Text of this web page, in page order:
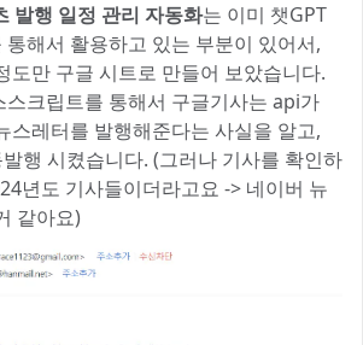
발행 일정 관리 자동화는 이미 챗GPT
해서 활용하고 있는 부분이 있어서,
도만 구글 시트로 만들어 보았습니다.
스크립트를 통해서 구글기사는 api가
스레터를 발행해준다는 사실을 알고,
행 시켰습니다. (그러나 기사를 확인하
년도 기사들이더라고요 -> 네이버 뉴
같아요)